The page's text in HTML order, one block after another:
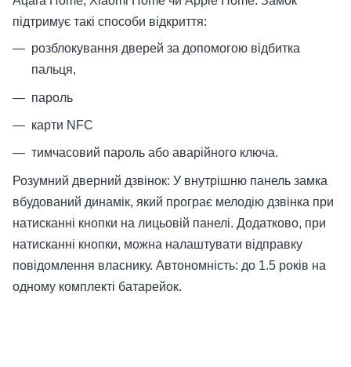
підтримує такі способи відкриття:
розблокування дверей за допомогою відбитка
пальця,
пароль
карти NFC
тимчасовий пароль або аварійного ключа.
Розумний дверний дзвінок: У внутрішню панель замка
вбудований динамік, який програє мелодію дзвінка при
натисканні кнопки на лицьовій панелі. Додатково, при
натисканні кнопки, можна налаштувати відправку
повідомлення власнику. Автономність: до 1.5 років на
одному комплекті батарейок.